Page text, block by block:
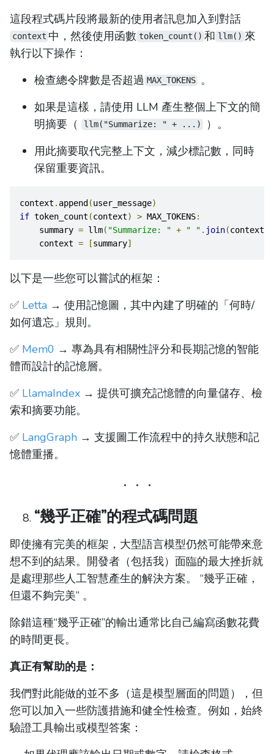
這段程式碼片段將最新的使用者訊息加入到對話
context 中，然後使用函數 token_count() 和 llm() 來
執行以下操作：
檢查總令牌數是否超過 MAX_TOKENS 。
如果是這樣，請使用 LLM 產生整個上下文的簡
明摘要（
llm("Summarize: " + ...)
）。
用此摘要取代完整上下文，減少標記數，同時
保留重要資訊。
context . append(user_message)
if token_count (context) > MAX_TOKENS:
    summary
= llm( "Summarize: " + " " . join(context
    context
= [summary]
以下是一些您可以嘗試的框架：
✅ Letta → 使用記憶圖，其中內建了明確的「何時/
如何遺忘」規則。
✅ Mem0 → 專為具有相關性評分和長期記憶的智能
體而設計的記憶層。
✅ LlamaIndex → 提供可擴充記憶體的向量儲存、檢
索和摘要功能。
✅ LangGraph → 支援圖工作流程中的持久狀態和記
憶體重播。
“幾乎正確”的程式碼問題
即使擁有完美的框架，大型語言模型仍然可能帶來意
想不到的結果。開發者（包括我）面臨的最大挫折就
是處理那些人工智慧產生的解決方案。 “幾乎正確，
但還不夠完美” 。
除錯這種“幾乎正確”的輸出通常比自己編寫函數花費
的時間更長。
真正有幫助的是：
我們對此能做的並不多（這是模型層面的問題），但
您可以加入一些防護措施和健全性檢查。例如，始終
驗證工具輸出或模型答案：